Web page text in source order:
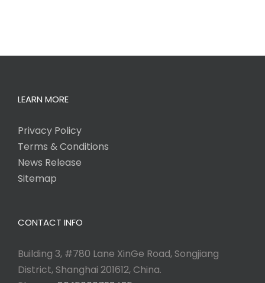
LEARN MORE
Privacy Policy
Terms & Conditions
News Release
Sitemap
CONTACT INFO
Building 3, #780 Lane XinGe Road, Songjiang
District, Shanghai 201612, China.